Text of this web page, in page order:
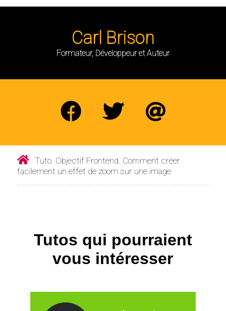
Carl Brison
Formateur, Développeur et Auteur
Tuto. Objectif Frontend. Comment créer
facilement un effet de zoom sur une image
Tutos qui pourraient
vous intéresser